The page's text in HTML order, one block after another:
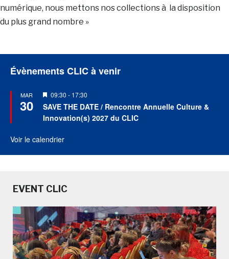
numérique, nous mettons nos collections à la disposition
du plus grand nombre »
Évènements CLIC à venir
MAR
30
Mis
en
avant
09:30 - 17:30
SAVE THE DATE / Rencontre Annuelle Culture &
Innovation(s) 2027 du CLIC
Voir le calendrier
EVENT CLIC